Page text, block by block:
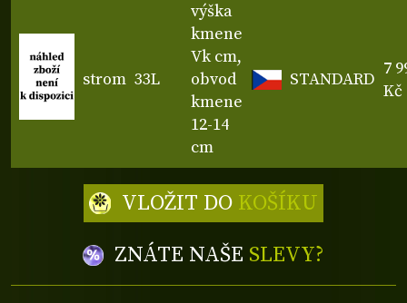
strom 33L
výška
kmene
Vk cm,
obvod
kmene
12-14
cm
STANDARD
7
Kč
ZNÁTE NAŠE SLEVY?
VLOŽIT DO KOŠÍKU